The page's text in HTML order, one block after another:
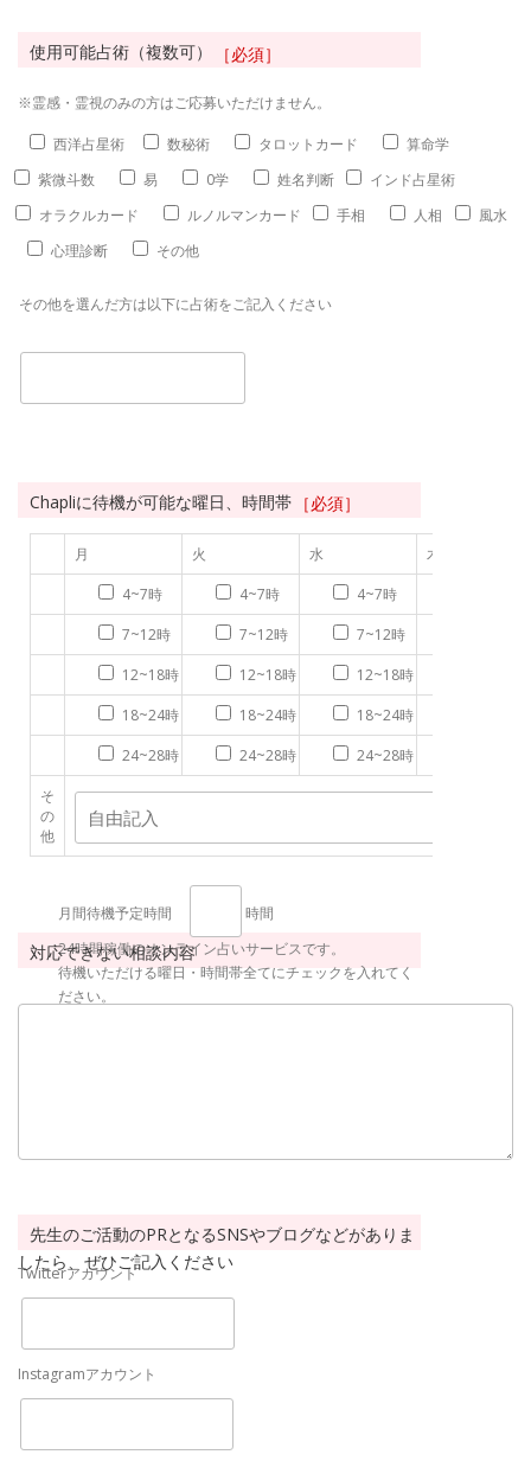
使用可能占術（複数可） ［必須］
※霊感・霊視のみの方はご応募いただけません。
西洋占星術 数秘術 タロットカード
算命学
紫微斗数
易 0学 姓名判断
インド占星術
オラクルカード
ルノルマンカード 手相 人相
風水
心理診断
その他
その他を選んだ方は以下に占術をご記入ください
Chapliに待機が可能な曜日、時間帯 ［必須］
月 火 水
木
4~7時
4~7時 4~7時
7~12時
7~12時 7~12時
12~18時
12~18時 12~18時
18~24時
18~24時 18~24時
24~28時
24~28時 24~28時
そ
の
他
月間待機予定時間
時間
24時間稼働のオンライン占いサービスです。
待機いただける曜日・時間帯全てにチェックを入れてく
ださい。
対応できない相談内容
先生のご活動のPRとなるSNSやブログなどがありま
したら、ぜひご記入ください
Twitterアカウント
Instagramアカウント